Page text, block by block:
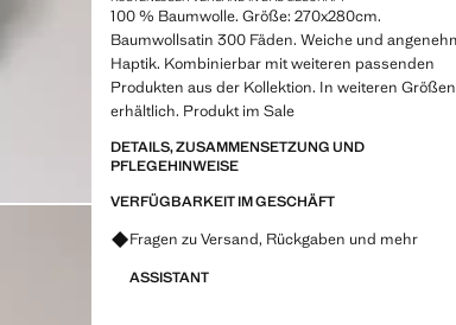
100 % Baumwolle. Größe: 270x280cm.
Baumwollsatin 300 Fäden. Weiche und
Haptik. Kombinierbar mit weiteren passenden
Produkten aus der Kollektion. In weiteren Größen
erhältlich. Produkt im Sale
DETAILS, ZUSAMMENSETZUNG UND
PFLEGEHINWEISE
VERFÜGBARKEIT IM GESCHÄFT
Fragen zu Versand, Rückgaben und mehr
ASSISTANT